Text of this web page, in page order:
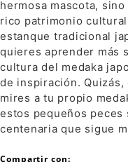
hermosa mascota,
rico patrimonio
estanque tradicional
quieres aprender más
cultura del medaka
de inspiración.
mires a tu propio
estos pequeños
centenaria que sigue
Compartir con: